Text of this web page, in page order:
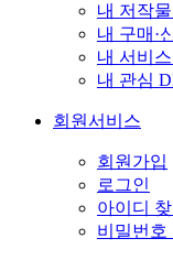
내 저작물
내 구매·
내 서비
내 관심
회원서비스
회원가입
로그인
아이디 찾
비밀번호